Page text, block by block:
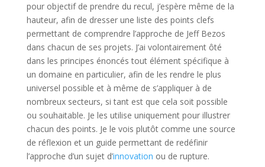
pour objectif de prendre du recul, j’espère même de la
hauteur, afin de dresser une liste des points clefs
permettant de comprendre l’approche de Jeff Bezos
dans chacun de ses projets. J’ai volontairement ôté
dans les principes énoncés tout élément spécifique à
un domaine en particulier, afin de les rendre le plus
universel possible et à même de s’appliquer à de
nombreux secteurs, si tant est que cela soit possible
ou souhaitable. Je les utilise uniquement pour illustrer
chacun des points. Je le vois plutôt comme une source
de réflexion et un guide permettant de redéfinir
l’approche d’un sujet d’innovation ou de rupture.